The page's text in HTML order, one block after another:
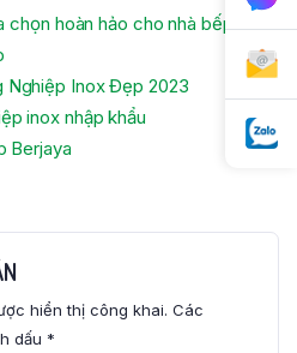
chọn hoàn hảo cho nhà bếp…
Nghiệp Inox Đẹp 2023
inox nhập khẩu
Berjaya
hiển thị công khai. Các
dấu *